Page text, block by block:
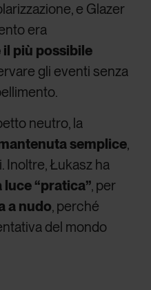
e Glazer
era
il più possibile
gli eventi senza
neutro, la
semplice,
Inoltre, Łukasz ha
luce “pratica”, per
a nudo, perché
del mondo